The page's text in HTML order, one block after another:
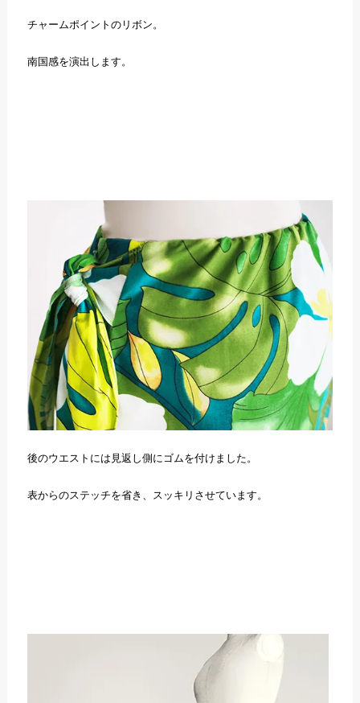
チャームポイントのリボン。
南国感を演出します。
後のウエストには見返し側にゴムを付けました。
表からのステッチを省き、スッキリさせています。